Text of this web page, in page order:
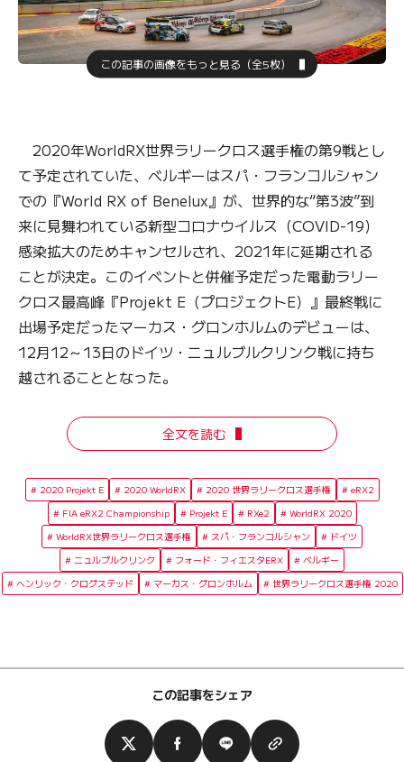
この記事の画像をもっと見る（全5枚）
2020年WorldRX世界ラリークロス選手権の第9戦とし
て予定されていた、ベルギーはスパ・フランコルシャン
での『World RX of Benelux』が、世界的な“第3波”到
来に見舞われている新型コロナウイルス（COVID-19）
感染拡大のためキャンセルされ、2021年に延期される
ことが決定。このイベントと併催予定だった電動ラリー
クロス最高峰『Projekt E（プロジェクトE）』最終戦に
出場予定だったマーカス・グロンホルムのデビューは、
12月12～13日のドイツ・ニュルブルクリンク戦に持ち
越されることとなった。
全文を読む
2020 Projekt E 2020 WorldRX 2020 世界ラリークロス選手権
eRX2
FIA eRX2 Championship
Projekt E RXe2
WorldRX 2020
WorldRX世界ラリークロス選手権
スパ・フランコルシャン
ドイツ
ニュルブルクリンク
フォード・フィエスタERX
ベルギー
ヘンリック・クログステッド
マーカス・グロンホルム 世界ラリークロス選手権 2020
この記事をシェア